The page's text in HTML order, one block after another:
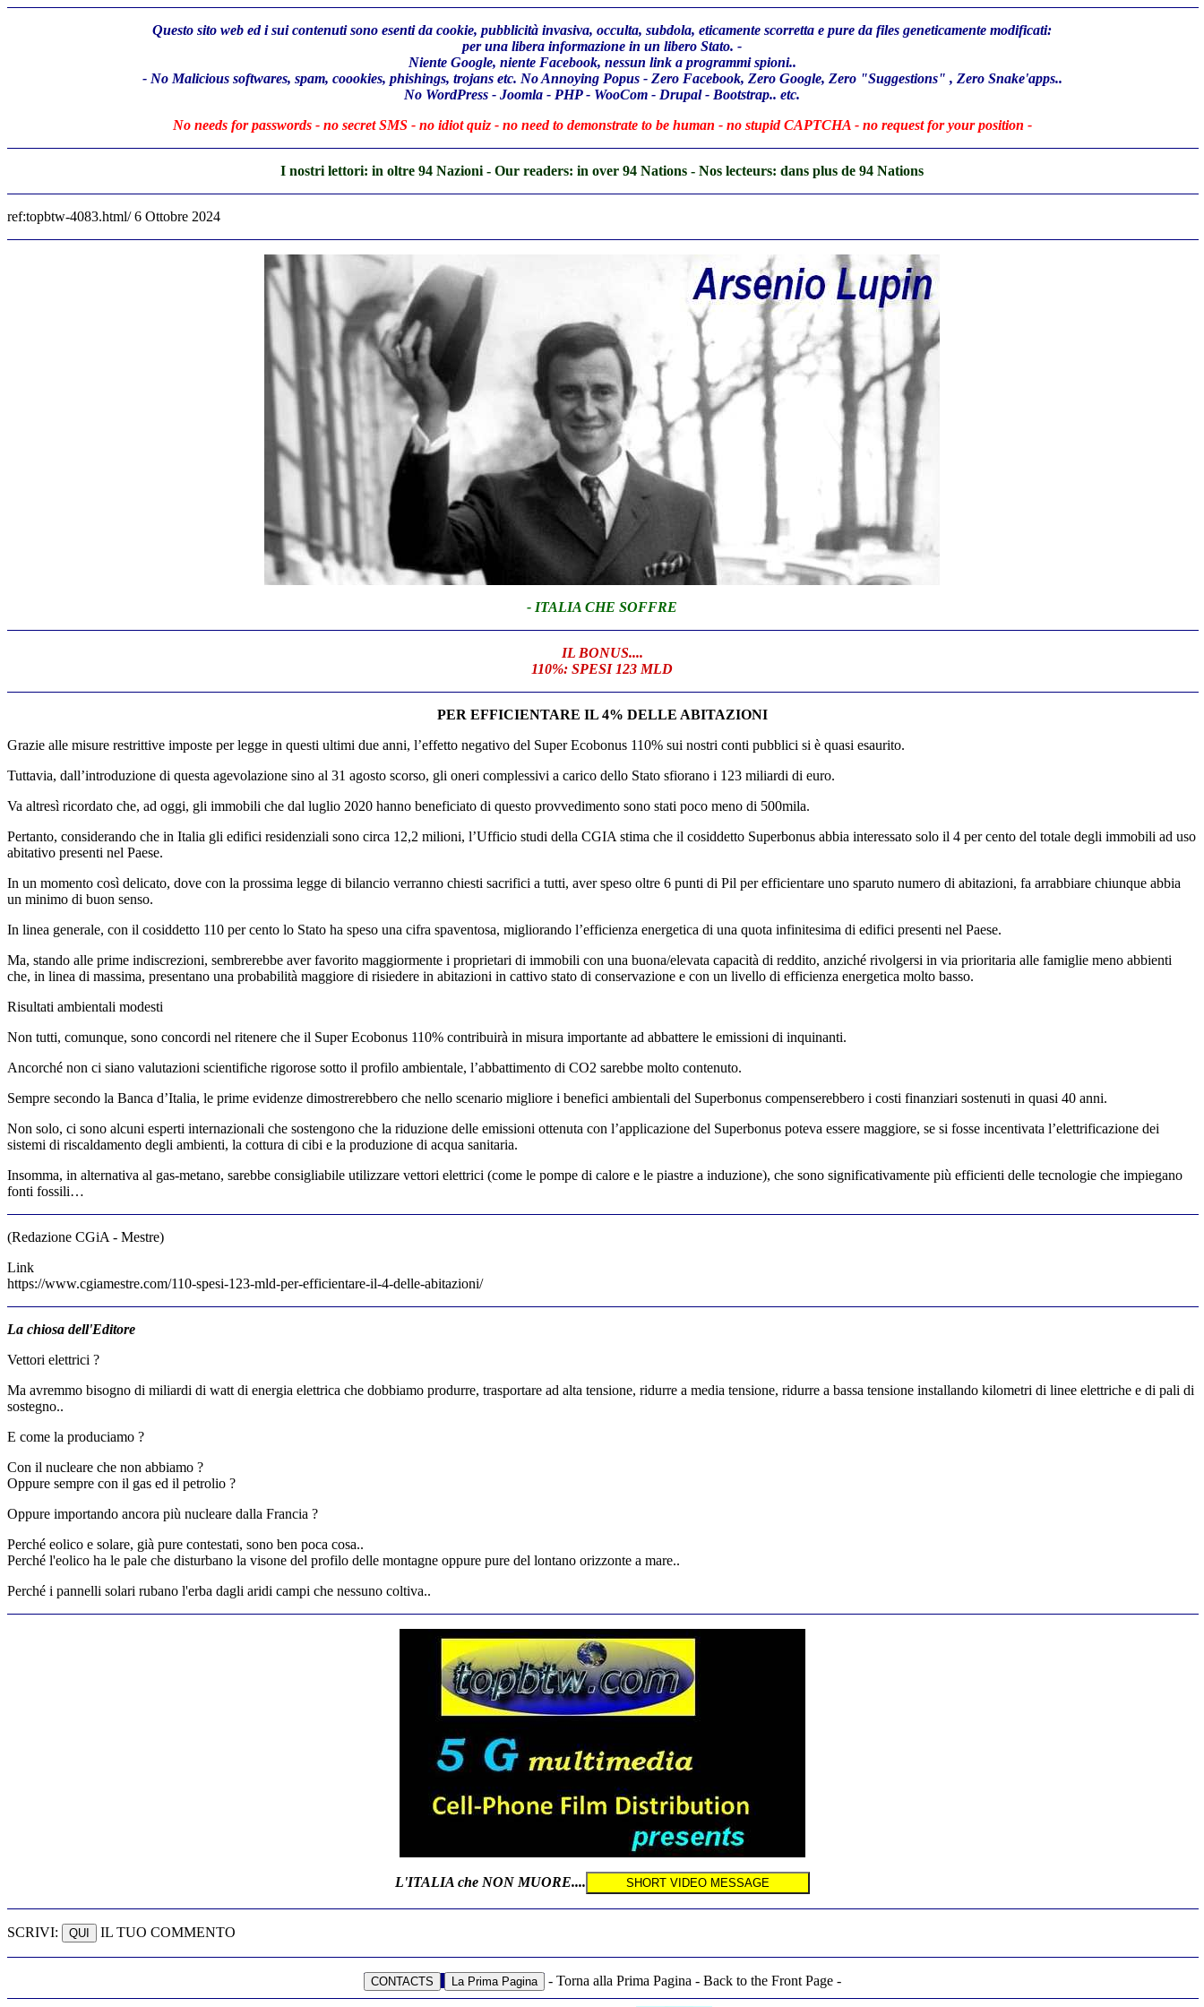
Questo sito web ed i sui contenuti sono esenti da cookie, pubblicità invasiva, occulta, subdola, eticamente scorretta e pure da files geneticamente modificati:
per una libera informazione in un libero Stato. -
Niente Google, niente Facebook, nessun link a programmi spioni..
- No Malicious softwares, spam, coookies, phishings, trojans etc. No Annoying Popus - Zero Facebook, Zero Google, Zero "Suggestions" , Zero Snake'apps..
No WordPress - Joomla - PHP - WooCom - Drupal - Bootstrap.. etc.
No needs for passwords - no secret SMS - no idiot quiz - no need to demonstrate to be human - no stupid CAPTCHA - no request for your position -
I nostri lettori: in oltre 94 Nazioni - Our readers: in over 94 Nations - Nos lecteurs: dans plus de 94 Nations
ref:topbtw-4083.html/ 6 Ottobre 2024
- ITALIA CHE SOFFRE
IL BONUS....
110%: SPESI 123 MLD
PER EFFICIENTARE IL 4% DELLE ABITAZIONI
Grazie alle misure restrittive imposte per legge in questi ultimi due anni, l’effetto negativo del Super Ecobonus 110% sui nostri conti pubblici si è quasi esaurito.
Tuttavia, dall’introduzione di questa agevolazione sino al 31 agosto scorso, gli oneri complessivi a carico dello Stato sfiorano i 123 miliardi di euro.
Va altresì ricordato che, ad oggi, gli immobili che dal luglio 2020 hanno beneficiato di questo provvedimento sono stati poco meno di 500mila.
Pertanto, considerando che in Italia gli edifici residenziali sono circa 12,2 milioni, l’Ufficio studi della CGIA stima che il cosiddetto Superbonus abbia interessato solo il 4 per cento del totale degli immobili ad uso
abitativo presenti nel Paese.
In un momento così delicato, dove con la prossima legge di bilancio verranno chiesti sacrifici a tutti, aver speso oltre 6 punti di Pil per efficientare uno sparuto numero di abitazioni, fa arrabbiare chiunque abbia
un minimo di buon senso.
In linea generale, con il cosiddetto 110 per cento lo Stato ha speso una cifra spaventosa, migliorando l’efficienza energetica di una quota infinitesima di edifici presenti nel Paese.
Ma, stando alle prime indiscrezioni, sembrerebbe aver favorito maggiormente i proprietari di immobili con una buona/elevata capacità di reddito, anziché rivolgersi in via prioritaria alle famiglie meno abbienti
che, in linea di massima, presentano una probabilità maggiore di risiedere in abitazioni in cattivo stato di conservazione e con un livello di efficienza energetica molto basso.
Risultati ambientali modesti
Non tutti, comunque, sono concordi nel ritenere che il Super Ecobonus 110% contribuirà in misura importante ad abbattere le emissioni di inquinanti.
Ancorché non ci siano valutazioni scientifiche rigorose sotto il profilo ambientale, l’abbattimento di CO2 sarebbe molto contenuto.
Sempre secondo la Banca d’Italia, le prime evidenze dimostrerebbero che nello scenario migliore i benefici ambientali del Superbonus compenserebbero i costi finanziari sostenuti in quasi 40 anni.
Non solo, ci sono alcuni esperti internazionali che sostengono che la riduzione delle emissioni ottenuta con l’applicazione del Superbonus poteva essere maggiore, se si fosse incentivata l’elettrificazione dei
sistemi di riscaldamento degli ambienti, la cottura di cibi e la produzione di acqua sanitaria.
Insomma, in alternativa al gas-metano, sarebbe consigliabile utilizzare vettori elettrici (come le pompe di calore e le piastre a induzione), che sono significativamente più efficienti delle tecnologie che impiegano
fonti fossili…
(Redazione CGiA - Mestre)
Link
https://www.cgiamestre.com/110-spesi-123-mld-per-efficientare-il-4-delle-abitazioni/
La chiosa dell'Editore
Vettori elettrici ?
Ma avremmo bisogno di miliardi di watt di energia elettrica che dobbiamo produrre, trasportare ad alta tensione, ridurre a media tensione, ridurre a bassa tensione installando kilometri di linee elettriche e di pali di
sostegno..
E come la produciamo ?
Con il nucleare che non abbiamo ?
Oppure sempre con il gas ed il petrolio ?
Oppure importando ancora più nucleare dalla Francia ?
Perché eolico e solare, già pure contestati, sono ben poca cosa..
Perché l'eolico ha le pale che disturbano la visone del profilo delle montagne oppure pure del lontano orizzonte a mare..
Perché i pannelli solari rubano l'erba dagli aridi campi che nessuno coltiva..
L'ITALIA che NON MUORE....
SCRIVI: IL TUO COMMENTO
- Torna alla Prima Pagina - Back to the Front Page -